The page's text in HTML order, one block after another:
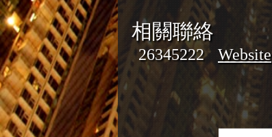
相關聯絡
26345222 Website